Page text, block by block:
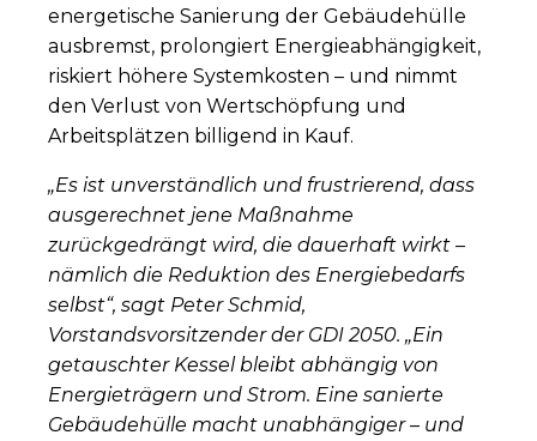
energetische Sanierung der Gebäudehülle
ausbremst, prolongiert Energieabhängigkeit,
riskiert höhere Systemkosten – und nimmt
den Verlust von Wertschöpfung und
Arbeitsplätzen billigend in Kauf.
„Es ist unverständlich und frustrierend, dass
ausgerechnet jene Maßnahme
zurückgedrängt wird, die dauerhaft wirkt –
nämlich die Reduktion des Energiebedarfs
selbst“, sagt Peter Schmid,
Vorstandsvorsitzender der GDI 2050. „Ein
getauschter Kessel bleibt abhängig von
Energieträgern und Strom. Eine sanierte
Gebäudehülle macht unabhängiger – und